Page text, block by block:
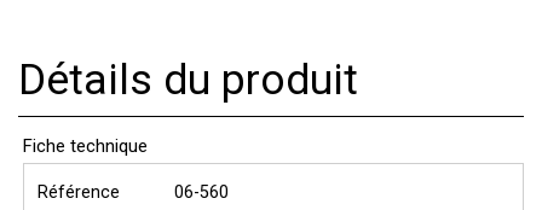
Détails du produit
Fiche technique
Référence
06-560